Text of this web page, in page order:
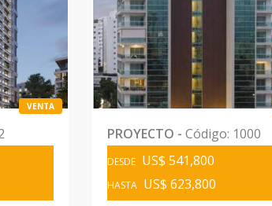
VENTA
PROYECTO - Código: 1000
DESDE US$ 541,800
HASTA US$ 623,800